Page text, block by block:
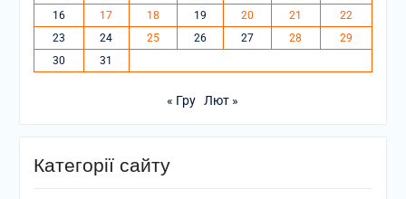
16
17 18 19 20 21
22
23
24 25 26 27 28
29
30
31
« Гру Лют »
Категорії сайту